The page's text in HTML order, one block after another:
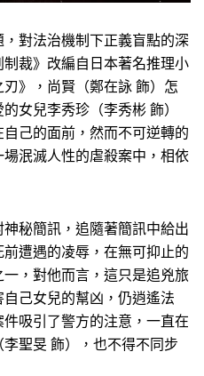
對法治機制下正義盲點的深
裁》改編自日本著名推理小
》，尚賢（鄭在詠 飾）怎
女兒李秀珍（李秀彬 飾）
己的面前，然而不可逆轉的
泯滅人性的虐殺案中，相依
秘簡訊，追隨著簡訊中給出
遭遇的凌辱，在無可抑止的
，對他而言，這只是追兇旅
己女兒的幫凶，仍逍遙法
吸引了警方的注意，一直在
聖旻 飾），也不得不同步